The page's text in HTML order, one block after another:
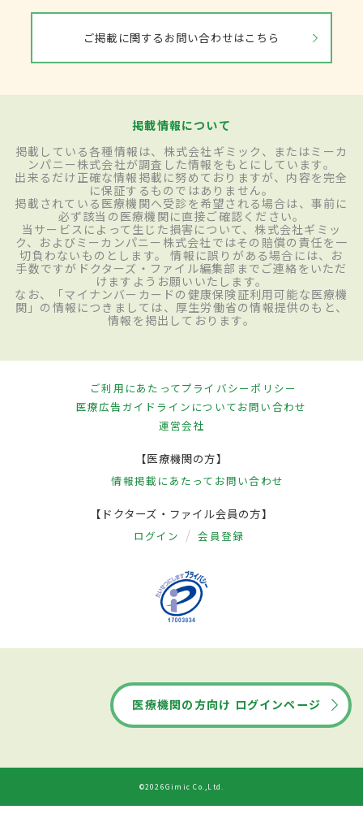
ご掲載に関するお問い合わせはこちら
掲載情報について
掲載している各種情報は、株式会社ギミック、またはミーカ
ンパニー株式会社が調査した情報をもとにしています。
出来るだけ正確な情報掲載に努めておりますが、内容を完全
に保証するものではありません。
掲載されている医療機関へ受診を希望される場合は、事前に
必ず該当の医療機関に直接ご確認ください。
当サービスによって生じた損害について、株式会社ギミッ
ク、およびミーカンパニー株式会社ではその賠償の責任を一
切負わないものとします。 情報に誤りがある場合には、お
手数ですがドクターズ・ファイル編集部までご連絡をいただ
けますようお願いいたします。
なお、「マイナンバーカードの健康保険証利用可能な医療機
関」の情報につきましては、厚生労働省の情報提供のもと、
情報を掲出しております。
ご利用にあたってプライバシーポリシー
医療広告ガイドラインについてお問い合わせ
運営会社
【医療機関の方】
情報掲載にあたって お問い合わせ
【ドクターズ・ファイル会員の方】
ログイン 会員登録
医療機関の方向け ログインページ
©2026Gimic Co.,Ltd.